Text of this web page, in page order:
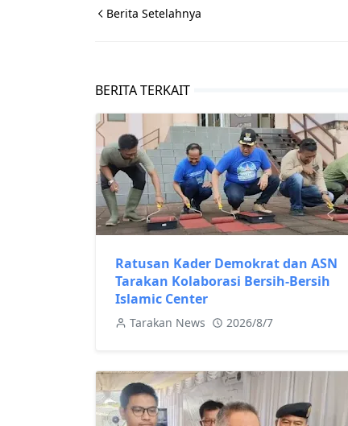
Berita Setelahnya
BERITA TERKAIT
Ratusan Kader Demokrat dan ASN
Tarakan Kolaborasi Bersih-Bersih
Islamic Center
Tarakan News 2026/8/7